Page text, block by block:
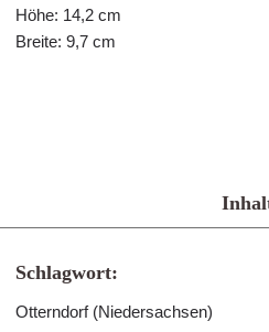
Höhe: 14,2 cm
Breite: 9,7 cm
Schlagwort:
Otterndorf (Niedersachsen)